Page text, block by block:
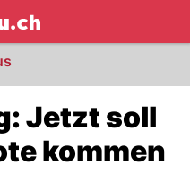
NAU.ch
Jetzt soll
kommen